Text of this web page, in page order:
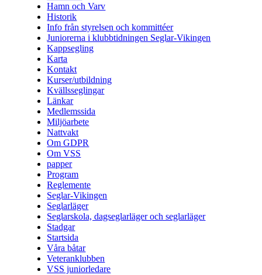
Hamn och Varv
Historik
Info från styrelsen och kommittéer
Juniorerna i klubbtidningen Seglar-Vikingen
Kappsegling
Karta
Kontakt
Kurser/utbildning
Kvällsseglingar
Länkar
Medlemssida
Miljöarbete
Nattvakt
Om GDPR
Om VSS
papper
Program
Reglemente
Seglar-Vikingen
Seglarläger
Seglarskola, dagseglarläger och seglarläger
Stadgar
Startsida
Våra båtar
Veteranklubben
VSS juniorledare